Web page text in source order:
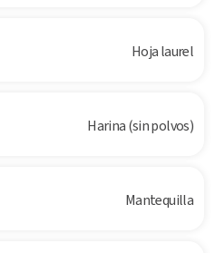
Hoja laurel
Harina (sin polvos)
Mantequilla